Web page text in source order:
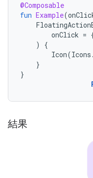
@Composable
fun Example(
onClick =
)
{
Icon(Icons .
}
}
結果